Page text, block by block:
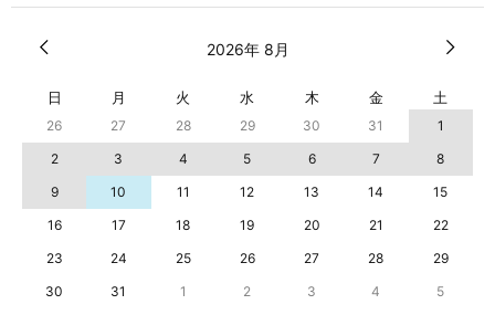
2026年 8月
日 月 火 水 木 金 土
26 27 28 29 30 31
1
2
3 4 5 6 7
8
9
10 11 12 13 14
15
16
17 18 19 20 21
22
23
24 25 26 27 28
29
30
31 1 2 3 4 5